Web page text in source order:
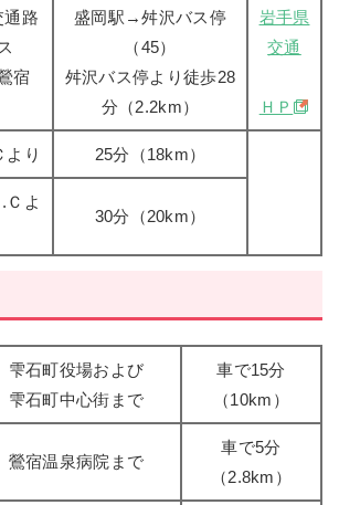
通路
宿
盛岡駅→舛沢バス停
（45）
舛沢バス停より徒歩28
分（2.2km）
岩手県
交通
ＨＰ
より 25分（18km）
Ｃよ
30分（20km）
雫石町役場および
雫石町中心街まで
車で15分
（10km）
鶯宿温泉病院まで
車で5分
（2.8km）